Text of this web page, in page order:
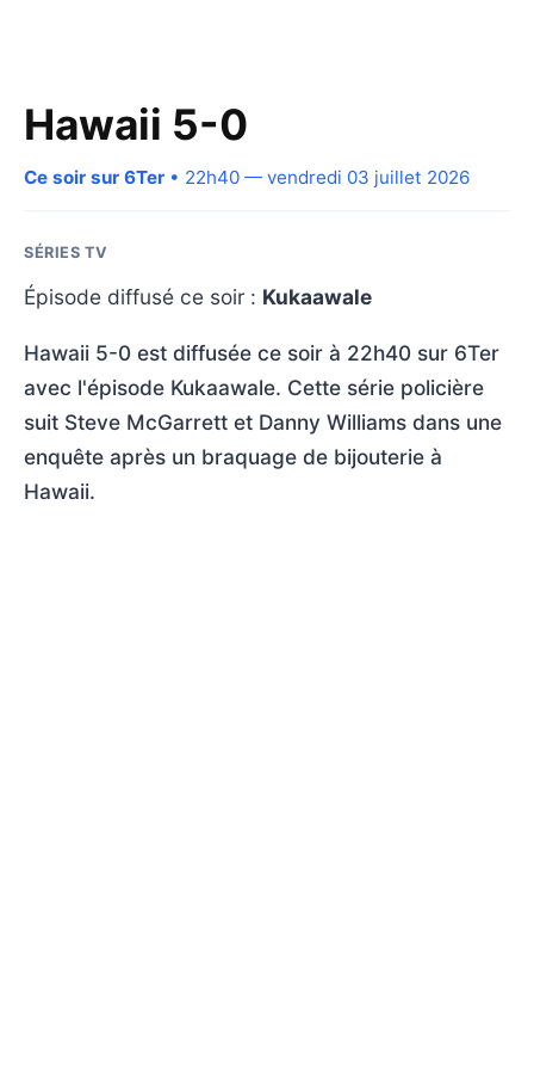
Hawaii 5-0
Ce soir sur 6Ter • 22h40 — vendredi 03 juillet 2026
SÉRIES TV
Épisode diffusé ce soir : Kukaawale
Hawaii 5-0 est diffusée ce soir à 22h40 sur 6Ter
avec l'épisode Kukaawale. Cette série policière
suit Steve McGarrett et Danny Williams dans une
enquête après un braquage de bijouterie à
Hawaii.